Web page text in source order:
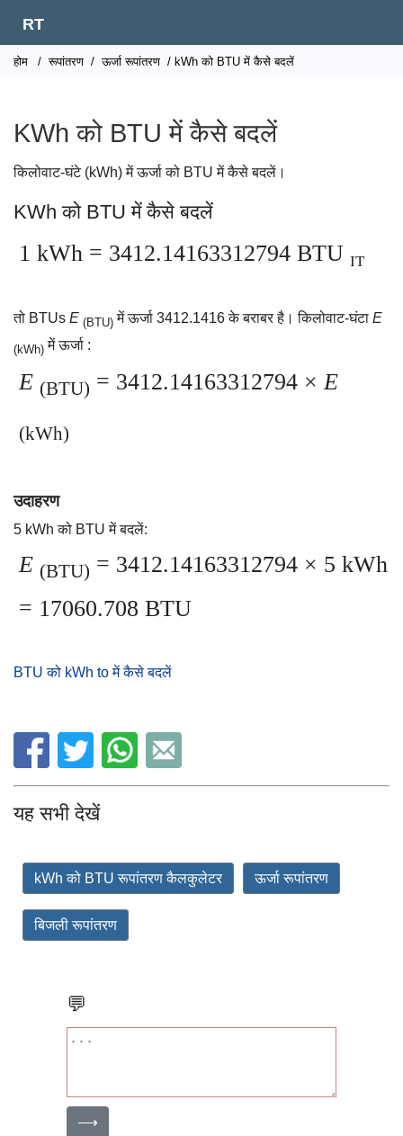
RT
होम / रूपांतरण / ऊर्जा रूपांतरण / kWh को BTU में कैसे बदलें
KWh को BTU में कैसे बदलें
किलोवाट-घंटे (kWh) में ऊर्जा को BTU में कैसे बदलें।
KWh को BTU में कैसे बदलें
1 kWh = 3412.14163312794 BTU IT
तो BTUs E (BTU) में ऊर्जा 3412.1416 के बराबर है। किलोवाट-घंटा E
(kWh) में ऊर्जा :
E (BTU) = 3412.14163312794 ×E
(kWh)
उदाहरण
5 kWh को BTU में बदलें:
E (BTU) = 3412.14163312794 × 5 kWh
= 17060.708 BTU
BTU को kWh to में कैसे बदलें
यह सभी देखें
kWh को BTU रूपांतरण कैलकुलेटर ऊर्जा रूपांतरण
बिजली रूपांतरण
💬
⟶